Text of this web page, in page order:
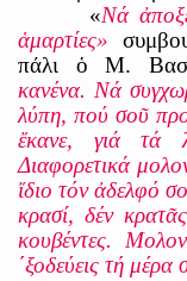
«Νά
ἁμαρτίες»
πάλι ὁ Μ.
κανένα. Νά
λύπη, πού σοῦ
ἔκανε, γιά τά
Διαφορετικά
ἴδιο τόν ἀδελφό
κρασί, δέν
κουβέντες.
΄ξοδεύεις τή